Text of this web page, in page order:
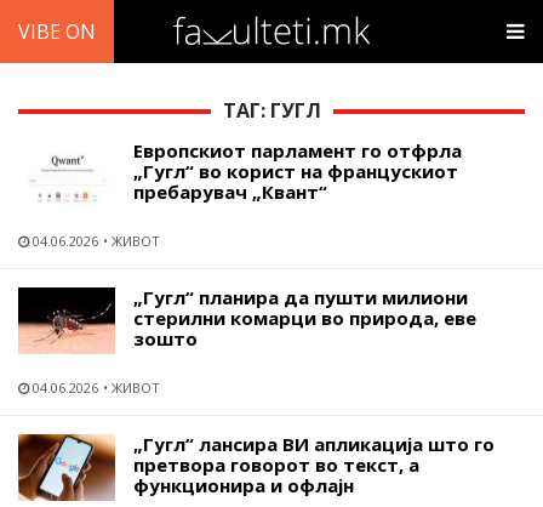
VIBE ON
ТАГ: ГУГЛ
Европскиот парламент го отфрла
„Гугл“ во корист на францускиот
пребарувач „Квант“
04.06.2026 ЖИВОТ
„Гугл“ планира да пушти милиони
стерилни комарци во природа, еве
зошто
04.06.2026 ЖИВОТ
„Гугл“ лансира ВИ апликација што го
претвора говорот во текст, а
функционира и офлајн